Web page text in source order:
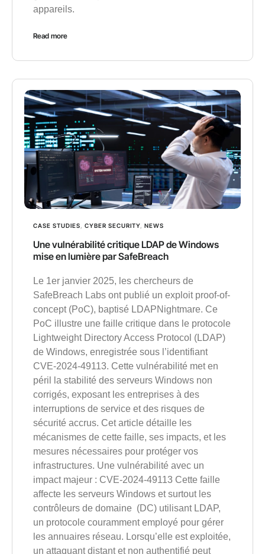
appareils.
Read more
CASE STUDIES CYBER SECURITY NEWS
Une vulnérabilité critique LDAP de Windows
mise en lumière par SafeBreach
Le 1er janvier 2025, les chercheurs de
SafeBreach Labs ont publié un exploit proof-of-
concept (PoC), baptisé LDAPNightmare. Ce
PoC illustre une faille critique dans le protocole
Lightweight Directory Access Protocol (LDAP)
de Windows, enregistrée sous l’identifiant
CVE-2024-49113. Cette vulnérabilité met en
péril la stabilité des serveurs Windows non
corrigés, exposant les entreprises à des
interruptions de service et des risques de
sécurité accrus. Cet article détaille les
mécanismes de cette faille, ses impacts, et les
mesures nécessaires pour protéger vos
infrastructures. Une vulnérabilité avec un
impact majeur : CVE-2024-49113 Cette faille
affecte les serveurs Windows et surtout les
contrôleurs de domaine (DC) utilisant LDAP,
un protocole couramment employé pour gérer
les annuaires réseau. Lorsqu’elle est exploitée,
un attaquant distant et non authentifié peut